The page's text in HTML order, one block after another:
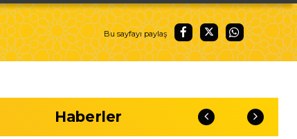
Bu sayfayı paylaş
Haberler
OYUNLARI’NIN FİNAL
TURUNDA
ÖĞRENCİLERİN
HEYECANINI PAYLAŞTI
BAŞKAN ALTAY, KEÇİLİ